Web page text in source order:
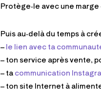
Protège-le avec une
Puis au-delà du temps à
–le lien avec ta
– ton service après vente,
– tacommunication
– ton site Internet à